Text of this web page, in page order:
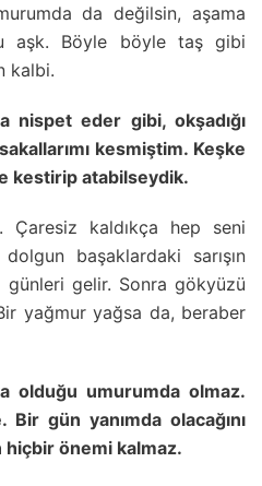
da değilsin, aşama
aşk. Böyle böyle taş gibi
kalbi.
nispet eder gibi, okşadığı
kesmiştim. Keşke
kestirip atabilseydik.
Çaresiz kaldıkça hep seni
başaklardaki sarışın
gelir. Sonra gökyüzü
yağmur yağsa da, beraber
olduğu umurumda olmaz.
gün yanımda olacağını
önemi kalmaz.